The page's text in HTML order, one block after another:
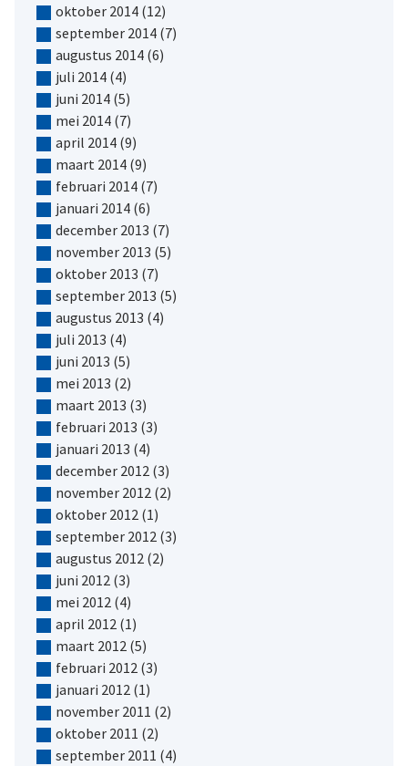
oktober 2014(12)
september 2014(7)
augustus 2014(6)
juli 2014(4)
juni 2014(5)
mei 2014(7)
april 2014(9)
maart 2014(9)
februari 2014(7)
januari 2014(6)
december 2013 (7)
november 2013 (5)
oktober 2013 (7)
september 2013 (5)
augustus 2013 (4)
juli 2013 (4)
juni 2013 (5)
mei 2013 (2)
maart 2013 (3)
februari 2013 (3)
januari 2013 (4)
december 2012 (3)
november 2012 (2)
oktober 2012 (1)
september 2012 (3)
augustus 2012 (2)
juni 2012 (3)
mei 2012 (4)
april 2012 (1)
maart 2012 (5)
februari 2012 (3)
januari 2012 (1)
november 2011 (2)
oktober 2011 (2)
september 2011 (4)